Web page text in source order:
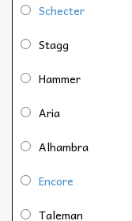
Schecter
Stagg
Hammer
Aria
Alhambra
Encore
Taleman